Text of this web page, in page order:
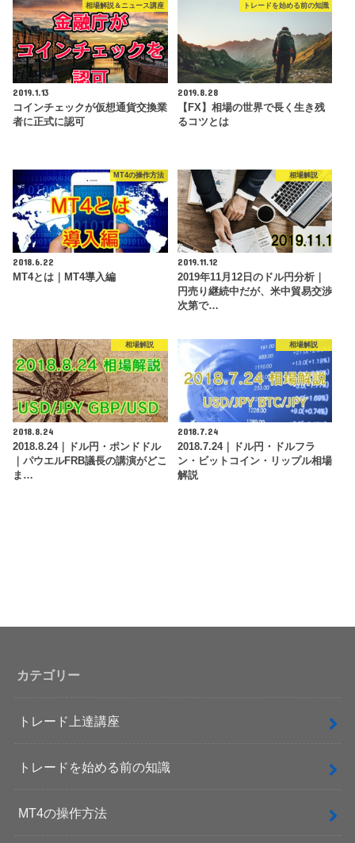
相場解説＆ニュース講座
2019.1.13
コインチェックが仮想通貨交換業
者に正式に認可
トレードを始める前の知識
2019.8.28
【FX】相場の世界で長く生き残
るコツとは
MT4の操作方法
2018.6.22
MT4とは｜MT4導入編
相場解説
2019.11.12
2019年11月12日のドル円分析｜
円売り継続中だが、米中貿易交渉
次第で…
相場解説
2018.8.24
2018.8.24｜ドル円・ポンドドル
｜パウエルFRB議長の講演がどこ
ま…
相場解説
2018.7.24
2018.7.24｜ドル円・ドルフラ
ン・ビットコイン・リップル相場
解説
カテゴリー
トレード上達講座
トレードを始める前の知識
MT4の操作方法